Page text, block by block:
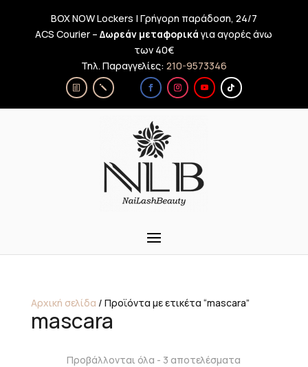
BOX NOW Lockers | Γρήγορη παράδοση, 24/7
ACS Courier –Δωρεάν μεταφορικά για αγορές άνω
των 40€
Τηλ. Παραγγελίες: 210-9573346
Αρχική σελίδα / Προϊόντα με ετικέτα “mascara”
mascara
Προβάλλονται όλα - 3 αποτελέσματα